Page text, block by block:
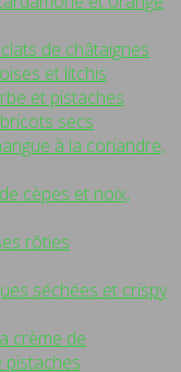
de châtaignes
et litchis
et pistaches
secs
à la coriandre,
cèpes et noix,
rôties
séchées et crispy
crème de
pistaches